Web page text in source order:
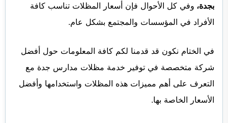
بجدة، وفي كل الأحوال فإن أسعار المظلات تناسب كافة
الأفراد في المؤسسات والمجتمع بشكل عام.
في الختام نكون قد قدمنا لكم كافة المعلومات حول أفضل
شركة متخصصة في توفير خدمة مظلات مدارس جدة مع
التعرف على أهم مميزات هذه المظلات واستخدامها وأفضل
الأسعار الخاصة بها.